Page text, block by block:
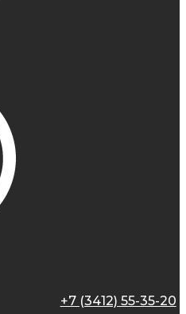
+7 (3412) 55-35-20